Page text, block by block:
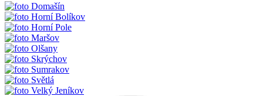
Domašín
Horní Bolíkov
Horní Pole
Maršov
Olšany
Skrýchov
Sumrakov
Světlá
Velký Jeníkov